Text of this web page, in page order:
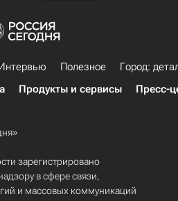
Полезное
Город:
Продукты и сервисы Пресс-
зарегистрировано
в сфере связи,
и массовых коммуникаций